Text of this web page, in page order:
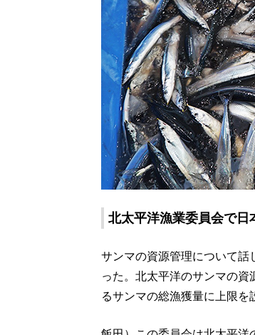
北太平洋漁業委員会で日
サンマの資源管理について話
った。北太平洋のサンマの
るサンマの総漁獲量に上限を